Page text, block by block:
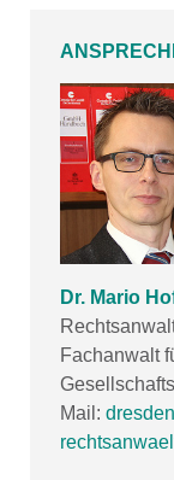
Dr. Mario
Fachanwalt
Mail: